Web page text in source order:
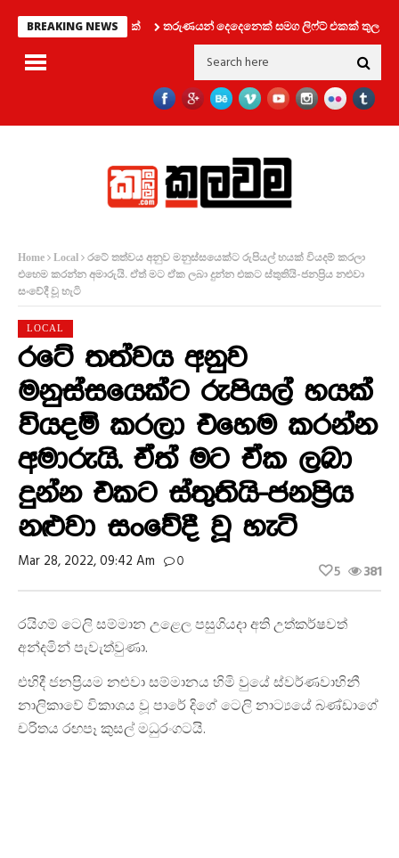
BREAKING NEWS තරුණයන් දෙදෙනෙක් සමග ලිෆ්ට් එකක් තුල සිර වූ කත
Home Local
රටේ තත්වය අනුව මනුස්සයෙක්ට රුපියල් හයක් වියදම් කරලා
එහෙම කරන්න අමාරුයි. ඒත් මට ඒක ලබා දුන්න එකට ස්තුතියි-ජනප්‍රිය නළුවා
සංවේදී වූ හැටි
LOCAL
රටේ තත්වය අනුව
මනුස්සයෙක්ට රුපියල් හයක්
වියදම් කරලා එහෙම කරන්න
අමාරුයි. ඒත් මට ඒක ලබා
දුන්න එකට ස්තුතියි-ජනප්‍රිය
නළුවා සංවේදී වූ හැටි
Mar 28, 2022, 09:42 Am 0 381
5
රයිගම් ටෙලි සම්මාන උළෙල පසුගියදා අති උත්කර්ෂවත්
අන්දමින් පැවැත්වුණා.
එහිදී ජනප්‍රියම නළුවා සම්මානය හිමි වුයේ ස්වර්ණවාහිනී
නාලිකාවේ විකාශය වූ පාරේ දිගේ ටෙලි නාට්‍යයේ බණ්ඩාගේ
චරිතය රඟපෑ කුසල් මධුරංගටයි.